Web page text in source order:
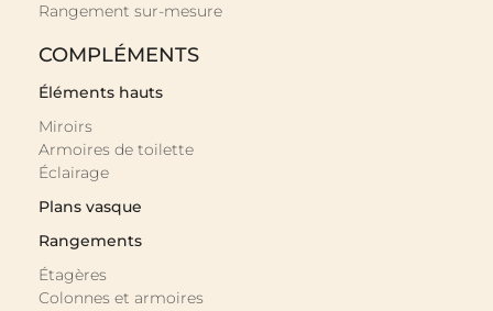
Rangement sur-mesure
COMPLÉMENTS
Éléments hauts
Miroirs
Armoires de toilette
Éclairage
Plans vasque
Rangements
Étagères
Colonnes et armoires